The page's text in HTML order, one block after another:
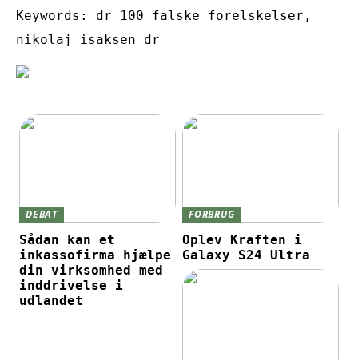
Keywords: dr 100 falske forelskelser,
nikolaj isaksen dr
DEBAT
Sådan kan et
inkassofirma hjælpe
din virksomhed med
inddrivelse i
udlandet
FORBRUG
Oplev Kraften i
Galaxy S24 Ultra